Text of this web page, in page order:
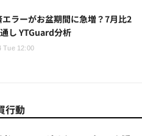
エラーがお盆期間に急増？7月比2
し YTGuard分析
Tue 12:00
行動